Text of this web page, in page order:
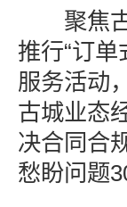
聚焦古
推行“订
服务活动
古城业态
决合同合
愁盼问题